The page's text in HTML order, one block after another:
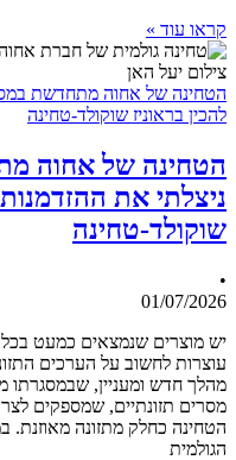
קראו עוד »
הטחינה של אחוה מתחדשת
להכין בראוניז שוקולד-טחינה
הטחינה של אחוה
ניצלתי את ההזדמנות
שוקולד-טחינה
•
01/07/2026
יש מוצרים שנמצאים כמעט
עוצרות לחשוב על הערכים
מהלך חדש ומעניין, שבמסגרתו
מסרים תזונתיים, שמספקים
הטחינה כחלק מתזונה
הגולמית